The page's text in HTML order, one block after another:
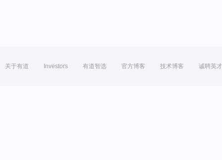
关于有道 Investors 有道智选 官方博客 技术博客 诚聘英才